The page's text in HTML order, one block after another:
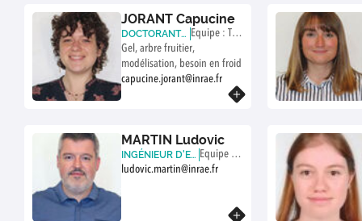
JORANT Capucine
DOCTORANTE
(INRAE)
Equipe : The
rmeau
Gel, arbre fruitier,
modélisation, besoin en froid
capucine.jorant@inrae.fr
MARTIN Ludovic
INGÉNIEUR D'ET
UDES (INRAE)
Equipe : T
hermeau
ludovic.martin@inrae.fr